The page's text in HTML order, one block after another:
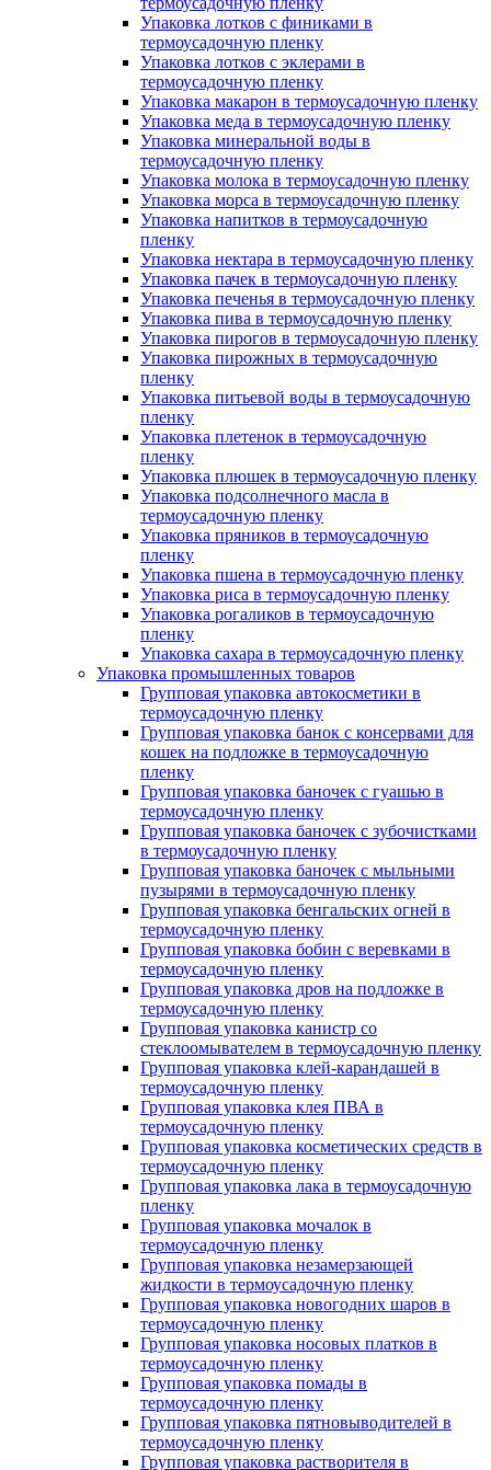
Упаковка лотков с финиками в
термоусадочную пленку
Упаковка лотков с эклерами в
термоусадочную пленку
Упаковка макарон в термоусадочную пленку
Упаковка меда в термоусадочную пленку
Упаковка минеральной воды в
термоусадочную пленку
Упаковка молока в термоусадочную пленку
Упаковка морса в термоусадочную пленку
Упаковка напитков в термоусадочную
пленку
Упаковка нектара в термоусадочную пленку
Упаковка пачек в термоусадочную пленку
Упаковка печенья в термоусадочную пленку
Упаковка пива в термоусадочную пленку
Упаковка пирогов в термоусадочную пленку
Упаковка пирожных в термоусадочную
пленку
Упаковка питьевой воды в термоусадочную
пленку
Упаковка плетенок в термоусадочную
пленку
Упаковка плюшек в термоусадочную пленку
Упаковка подсолнечного масла в
термоусадочную пленку
Упаковка пряников в термоусадочную
пленку
Упаковка пшена в термоусадочную пленку
Упаковка риса в термоусадочную пленку
Упаковка рогаликов в термоусадочную
пленку
Упаковка сахара в термоусадочную пленку
Упаковка промышленных товаров
Групповая упаковка автокосметики в
термоусадочную пленку
Групповая упаковка банок с консервами для
кошек на подложке в термоусадочную
пленку
Групповая упаковка баночек с гуашью в
термоусадочную пленку
Групповая упаковка баночек с зубочистками
в термоусадочную пленку
Групповая упаковка баночек с мыльными
пузырями в термоусадочную пленку
Групповая упаковка бенгальских огней в
термоусадочную пленку
Групповая упаковка бобин с веревками в
термоусадочную пленку
Групповая упаковка дров на подложке в
термоусадочную пленку
Групповая упаковка канистр со
стеклоомывателем в термоусадочную пленку
Групповая упаковка клей-карандашей в
термоусадочную пленку
Групповая упаковка клея ПВА в
термоусадочную пленку
Групповая упаковка косметических средств в
термоусадочную пленку
Групповая упаковка лака в термоусадочную
пленку
Групповая упаковка мочалок в
термоусадочную пленку
Групповая упаковка незамерзающей
жидкости в термоусадочную пленку
Групповая упаковка новогодних шаров в
термоусадочную пленку
Групповая упаковка носовых платков в
термоусадочную пленку
Групповая упаковка помады в
термоусадочную пленку
Групповая упаковка пятновыводителей в
термоусадочную пленку
Групповая упаковка растворителя в